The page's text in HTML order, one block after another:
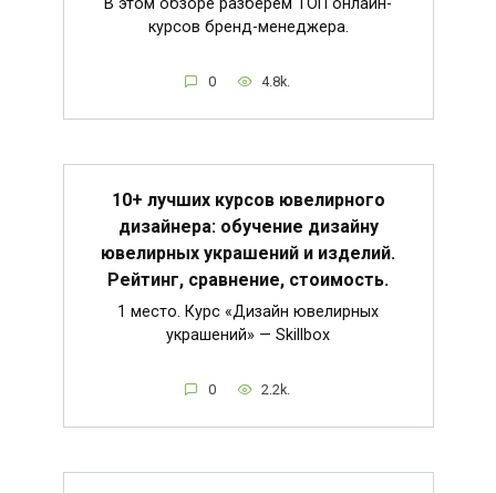
В этом обзоре разберём ТОП онлайн-
курсов бренд-менеджера.
0 4.8k.
10+ лучших курсов ювелирного
дизайнера: обучение дизайну
ювелирных украшений и изделий.
Рейтинг, сравнение, стоимость.
1 место. Курс «Дизайн ювелирных
украшений» — Skillbox
0 2.2k.